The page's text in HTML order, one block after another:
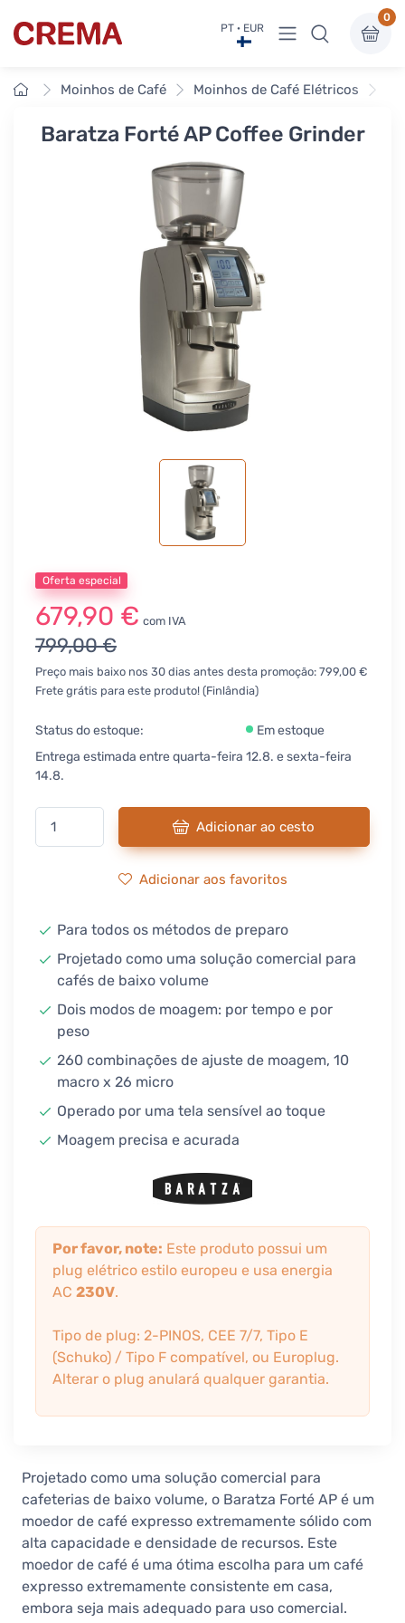
Crema PT · EUR Ver menu
0
InícioMoinhos de Café Moinhos de Café Elétricos
Baratza Forté AP Coffee Grinder
Oferta especial
679,90 € com IVA
799,00 €
Preço mais baixo nos 30 dias antes desta promoção: 799,00 €
Frete grátis para este produto! (Finlândia)
Status do estoque:
Em estoque
Entrega estimada entre quarta-feira 12.8. e sexta-feira
14.8.
Adicionar ao cesto
Adicionar aos favoritos
Para todos os métodos de preparo
Projetado como uma solução comercial para
cafés de baixo volume
Dois modos de moagem: por tempo e por
peso
260 combinações de ajuste de moagem, 10
macro x 26 micro
Operado por uma tela sensível ao toque
Moagem precisa e acurada
Por favor, note: Este produto possui um
plug elétrico estilo europeu e usa energia
AC 230V.
Tipo de plug: 2-PINOS, CEE 7/7, Tipo E
(Schuko) / Tipo F compatível, ou Europlug.
Alterar o plug anulará qualquer garantia.
Projetado como uma solução comercial para
cafeterias de baixo volume, o Baratza Forté AP é um
moedor de café expresso extremamente sólido com
alta capacidade e densidade de recursos. Este
moedor de café é uma ótima escolha para um café
expresso extremamente consistente em casa,
embora seja mais adequado para uso comercial.